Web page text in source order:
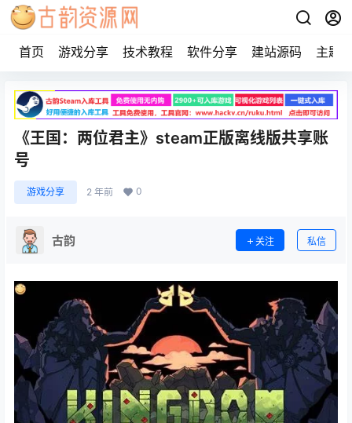
首页 游戏分享 技术教程 软件分享 建站源码 主题
《王国：两位君主》steam正版离线版共享账
号
游戏分享 2 年前 0
古韵 关注 私信